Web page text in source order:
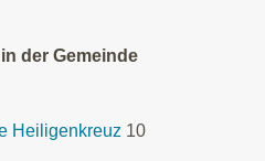
der Gemeinde
Heiligenkreuz 10